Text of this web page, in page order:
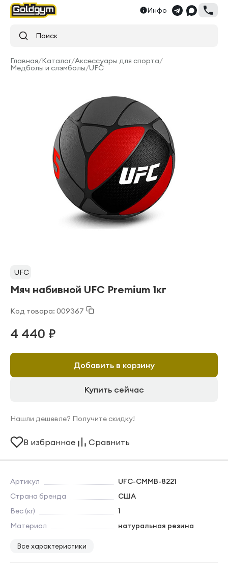
Инфо
Поиск
Главная/Каталог/Аксессуары для спорта/
Медболы и слэмболы/UFC
UFC
Мяч набивной UFC Premium 1кг
Код товара: 009367
Артикул
UFC-CMMB-8221
Страна бренда
США
Вес (кг)
1
Материал
натуральная резина
Все характеристики
4 440 ₽
Добавить в корзину
Купить сейчас
Нашли дешевле? Получите скидку!
В избранное Сравнить